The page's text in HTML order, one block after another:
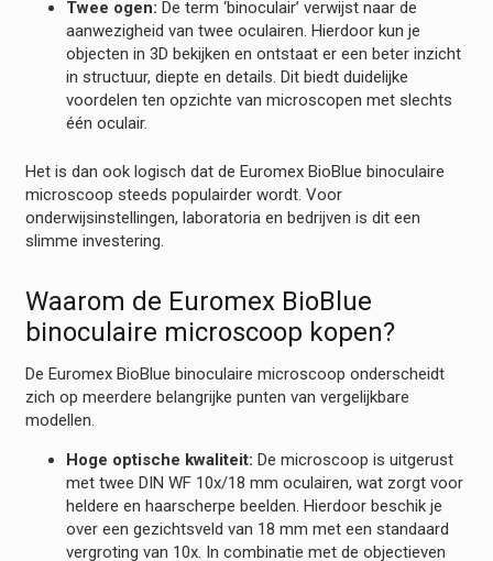
Twee ogen: De term ‘binoculair’ verwijst naar de
aanwezigheid van twee oculairen. Hierdoor kun je
objecten in 3D bekijken en ontstaat er een beter inzicht
in structuur, diepte en details. Dit biedt duidelijke
voordelen ten opzichte van microscopen met slechts
één oculair.
Het is dan ook logisch dat de Euromex BioBlue binoculaire
microscoop steeds populairder wordt. Voor
onderwijsinstellingen, laboratoria en bedrijven is dit een
slimme investering.
Waarom de Euromex BioBlue
binoculaire microscoop kopen?
De Euromex BioBlue binoculaire microscoop onderscheidt
zich op meerdere belangrijke punten van vergelijkbare
modellen.
Hoge optische kwaliteit: De microscoop is uitgerust
met twee DIN WF 10x/18 mm oculairen, wat zorgt voor
heldere en haarscherpe beelden. Hierdoor beschik je
over een gezichtsveld van 18 mm met een standaard
vergroting van 10x. In combinatie met de objectieven